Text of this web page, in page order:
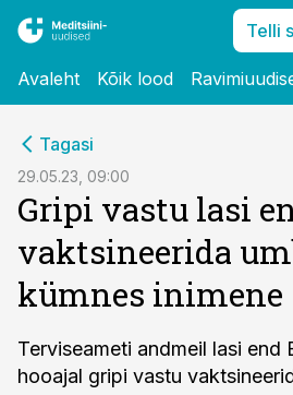
Telli
Avaleht Kõik lood
Tagasi
29.05.23, 09:00
Gripi vastu lasi
vaktsineerida
kümnes inimene
Terviseameti andmeil lasi
hooajal gripi vastu